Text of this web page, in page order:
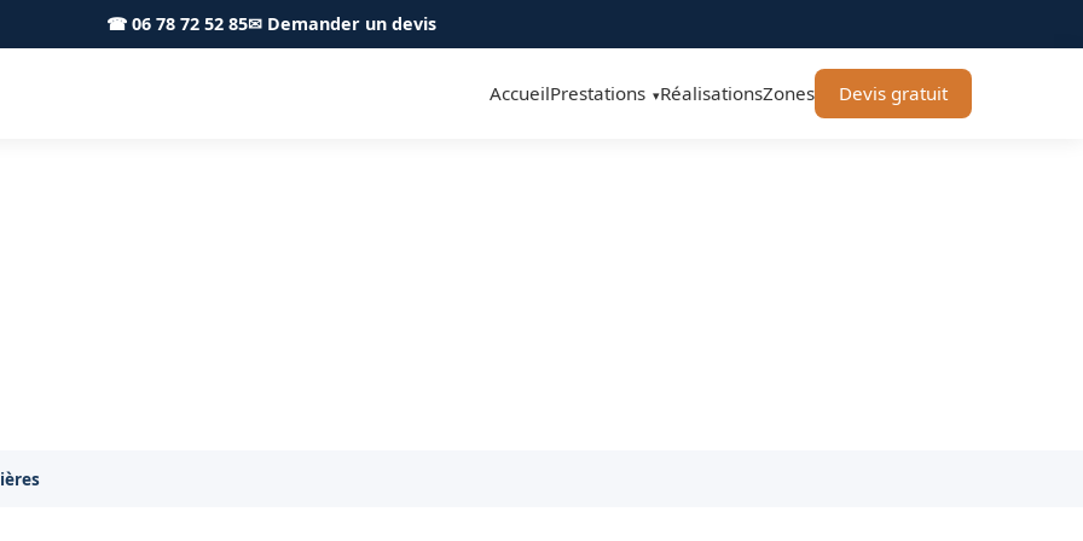
☎ 06 78 72 52 85✉ Demander un devis
AccueilPrestations ▾RéalisationsZones Devis gratuit